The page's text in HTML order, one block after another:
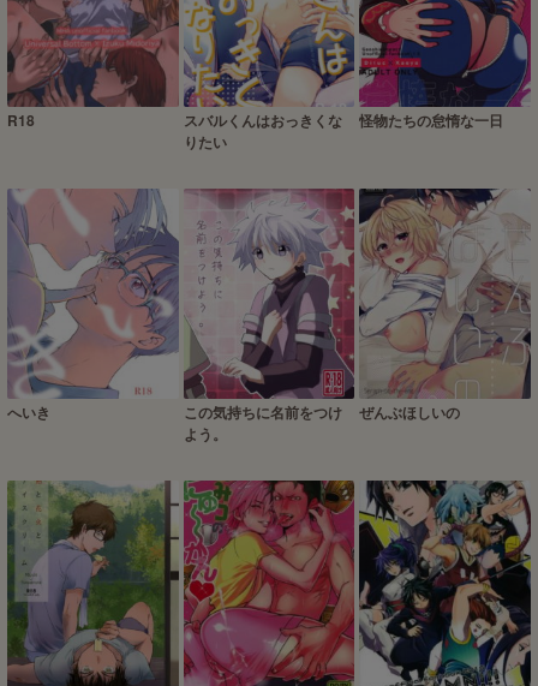
R18
スバルくんはおっきくな
りたい
怪物たちの怠惰な一日
へいき
この気持ちに名前をつけ
よう。
ぜんぶほしいの